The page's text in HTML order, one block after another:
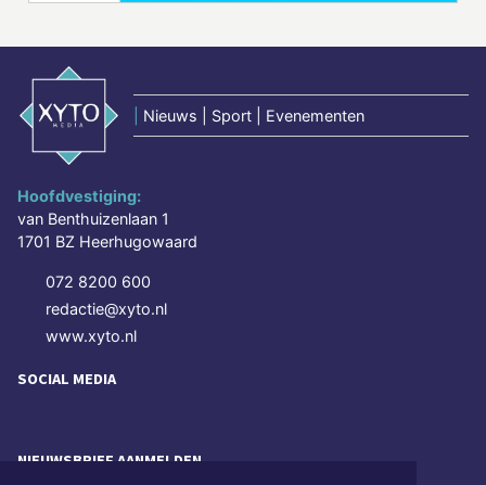
Nieuws | Sport | Evenementen
Hoofdvestiging:
van Benthuizenlaan 1
1701 BZ Heerhugowaard
072 8200 600
redactie@xyto.nl
www.xyto.nl
SOCIAL MEDIA
NIEUWSBRIEF AANMELDEN